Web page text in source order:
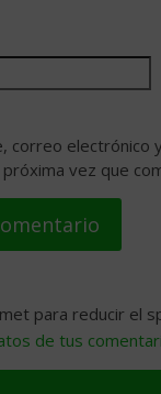
correo electrónico
vez que
para reducir el
de tus